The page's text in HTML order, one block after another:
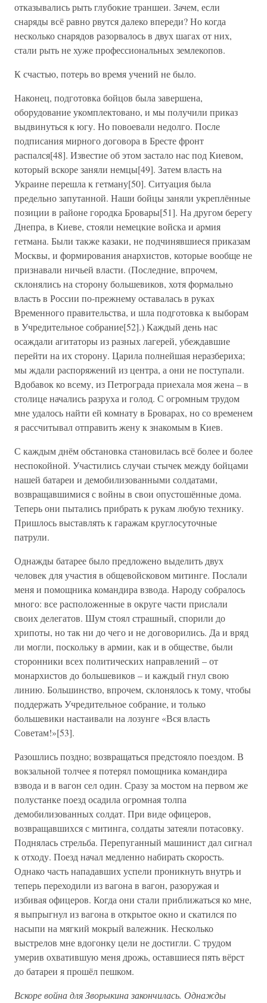
отказывались рыть глубокие траншеи. Зачем, если
снаряды всё равно рвутся далеко впереди? Но когда
несколько снарядов разорвалось в двух шагах от них,
стали рыть не хуже профессиональных землекопов.
К счастью, потерь во время учений не было.
Наконец, подготовка бойцов была завершена,
оборудование укомплектовано, и мы получили приказ
выдвинуться к югу. Но повоевали недолго. После
подписания мирного договора в Бресте фронт
распался[48]. Известие об этом застало нас под Киевом,
который вскоре заняли немцы[49]. Затем власть на
Украине перешла к гетману[50]. Ситуация была
предельно запутанной. Наши бойцы заняли укреплённые
позиции в районе городка Бровары[51]. На другом берегу
Днепра, в Киеве, стояли немецкие войска и армия
гетмана. Были также казаки, не подчинявшиеся приказам
Москвы, и формирования анархистов, которые вообще не
признавали ничьей власти. (Последние, впрочем,
склонялись на сторону большевиков, хотя формально
власть в России по-прежнему оставалась в руках
Временного правительства, и шла подготовка к выборам
в Учредительное собрание[52].) Каждый день нас
осаждали агитаторы из разных лагерей, убеждавшие
перейти на их сторону. Царила полнейшая неразбериха;
мы ждали распоряжений из центра, а они не поступали.
Вдобавок ко всему, из Петрограда приехала моя жена – в
столице начались разруха и голод. С огромным трудом
мне удалось найти ей комнату в Броварах, но со временем
я рассчитывал отправить жену к знакомым в Киев.
С каждым днём обстановка становилась всё более и более
неспокойной. Участились случаи стычек между бойцами
нашей батареи и демобилизованными солдатами,
возвращавшимися с войны в свои опустошённые дома.
Теперь они пытались прибрать к рукам любую технику.
Пришлось выставлять к гаражам круглосуточные
патрули.
Однажды батарее было предложено выделить двух
человек для участия в общевойсковом митинге. Послали
меня и помощника командира взвода. Народу собралось
много: все расположенные в округе части прислали
своих делегатов. Шум стоял страшный, спорили до
хрипоты, но так ни до чего и не договорились. Да и вряд
ли могли, поскольку в армии, как и в обществе, были
сторонники всех политических направлений – от
монархистов до большевиков – и каждый гнул свою
линию. Большинство, впрочем, склонялось к тому, чтобы
поддержать Учредительное собрание, и только
большевики настаивали на лозунге «Вся власть
Советам!»[53].
Разошлись поздно; возвращаться предстояло поездом. В
вокзальной толчее я потерял помощника командира
взвода и в вагон сел один. Сразу за мостом на первом же
полустанке поезд осадила огромная толпа
демобилизованных солдат. При виде офицеров,
возвращавшихся с митинга, солдаты затеяли потасовку.
Поднялась стрельба. Перепуганный машинист дал сигнал
к отходу. Поезд начал медленно набирать скорость.
Однако часть нападавших успели проникнуть внутрь и
теперь переходили из вагона в вагон, разоружая и
избивая офицеров. Когда они стали приближаться ко мне,
я выпрыгнул из вагона в открытое окно и скатился по
насыпи на мягкий мокрый валежник. Несколько
выстрелов мне вдогонку цели не достигли. С трудом
умерив охватившую меня дрожь, оставшиеся пять вёрст
до батареи я прошёл пешком.
Вскоре война для Зворыкина закончилась. Однажды